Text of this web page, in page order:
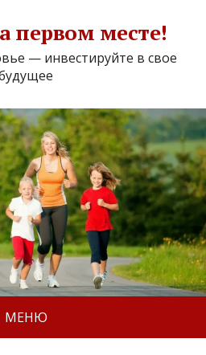
первом месте!
— инвестируйте в свое
МЕНЮ